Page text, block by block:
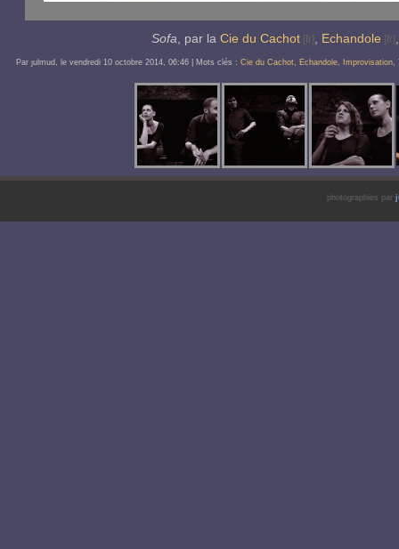
Sofa, par la Cie du Cachot , Echandole
Par ȷulmud, levendredi 10 octobre 2014, 06:46 | Mots clés :Cie du Cachot, Echandole, Improvisation,
photographies par